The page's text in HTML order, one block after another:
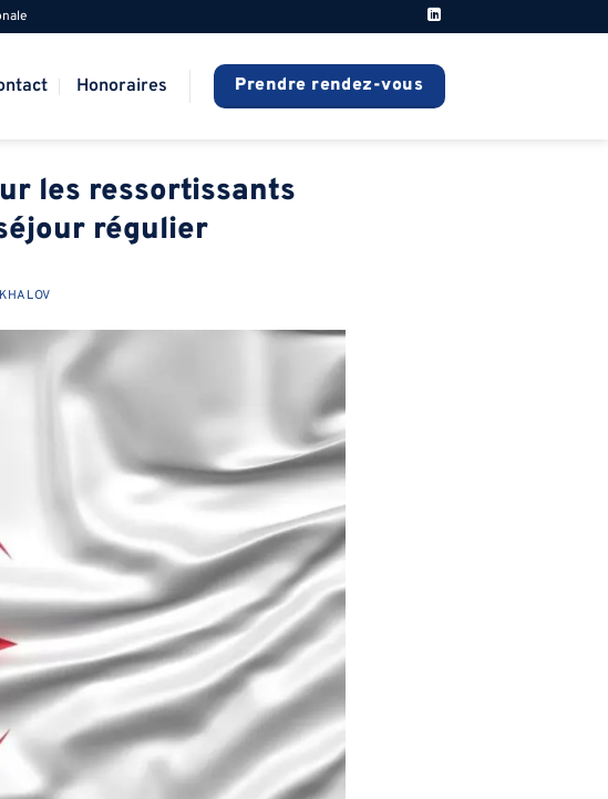
Honoraires Prendre rendez-vous
les ressortissants
régulier